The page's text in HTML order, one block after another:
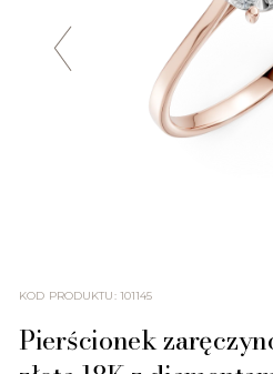
KOD PRODUKTU: 101145
Pierścionek